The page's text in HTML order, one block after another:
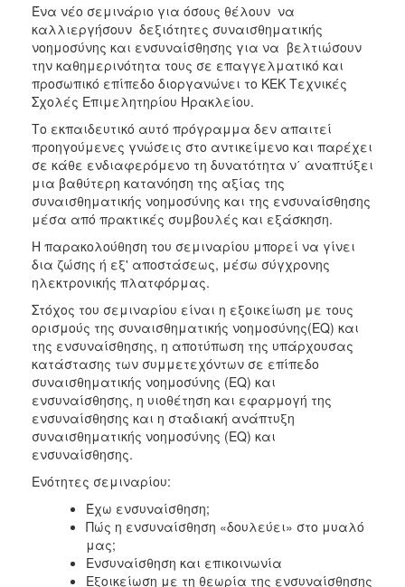
2016
2015
2012
2011
ΔΗΜΟΣ
ΠΟΛΙΤΙΣΜΟΣ
ΑΝΘΕΚΤΙΚΗ
ΠΟΛΗ
Ένα νέο σεμινάριο για όσους θέλουν να
καλλιεργήσουν δεξιότητες συναισθηματικής
νοημοσύνης και ενσυναίσθησης για να βελτιώσουν
την καθημερινότητα τους σε επαγγελματικό και
προσωπικό επίπεδο διοργανώνει το ΚΕΚ Τεχνικές
Σχολές Επιμελητηρίου Ηρακλείου.
Το εκπαιδευτικό αυτό πρόγραμμα δεν απαιτεί
προηγούμενες γνώσεις στο αντικείμενο και παρέχει
σε κάθε ενδιαφερόμενο τη δυνατότητα ν΄ αναπτύξει
μια βαθύτερη κατανόηση της αξίας της
συναισθηματικής νοημοσύνης και της ενσυναίσθησης
μέσα από πρακτικές συμβουλές και εξάσκηση.
Η παρακολούθηση του σεμιναρίου μπορεί να γίνει
δια ζώσης ή εξ' αποστάσεως, μέσω σύγχρονης
ηλεκτρονικής πλατφόρμας.
Στόχος του σεμιναρίου είναι η εξοικείωση με τους
ορισμούς της συναισθηματικής νοημοσύνης(ΕQ) και
της ενσυναίσθησης, η αποτύπωση της υπάρχουσας
κατάστασης των συμμετεχόντων σε επίπεδο
συναισθηματικής νοημοσύνης (EQ) και
ενσυναίσθησης, η υιοθέτηση και εφαρμογή της
ενσυναίσθησης και η σταδιακή ανάπτυξη
συναισθηματικής νοημοσύνης (EQ) και
ενσυναίσθησης.
Ενότητες σεμιναρίου:
Έχω ενσυναίσθηση;
Πώς η ενσυναίσθηση «δουλεύει» στο μυαλό
μας;
Ενσυναίσθηση και επικοινωνία
Εξοικείωση με τη θεωρία της ενσυναίσθησης